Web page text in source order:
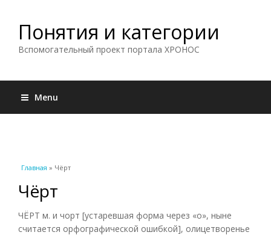
Понятия и категории
Вспомогательный проект портала ХРОНОС
Menu
Вы здесь
Главная » Чёрт
Чёрт
ЧЁРТ м. и чорт [устаревшая форма через «о», ныне
считается орфографической ошибкой], олицетворенье